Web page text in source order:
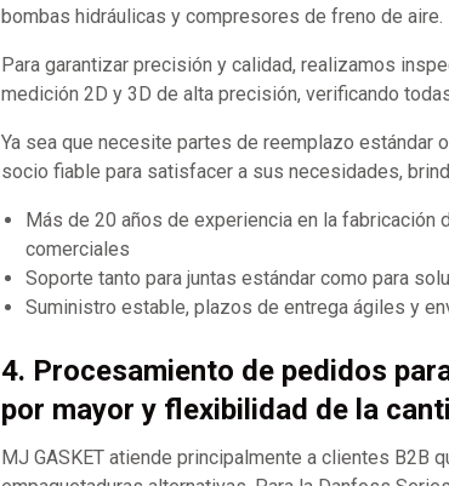
bombas hidráulicas y compresores de freno de aire.
Para garantizar precisión y calidad, realizamos
medición 2D y 3D de alta precisión, verificando
Ya sea que necesite partes de reemplazo estándar
socio fiable para satisfacer a sus necesidades,
Más de 20 años de experiencia en la
comerciales
Soporte tanto para juntas estándar como para
Suministro estable, plazos de entrega ágiles y
4. Procesamiento de pedidos
por mayor y flexibilidad de la
MJ GASKET atiende principalmente a clientes B2B